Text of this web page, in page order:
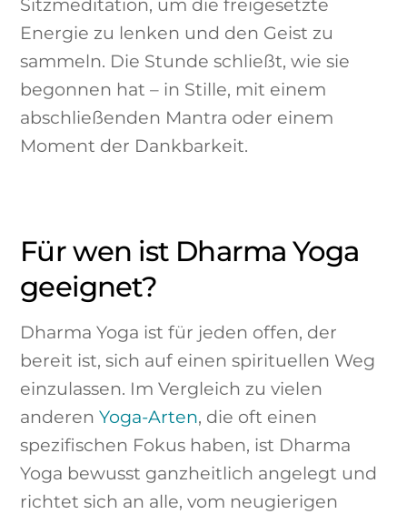
Energie zu lenken und den Geist zu
sammeln. Die Stunde schließt, wie sie
begonnen hat – in Stille, mit einem
abschließenden Mantra oder einem
Moment der Dankbarkeit.
Für wen ist Dharma Yoga
geeignet?
Dharma Yoga ist für jeden offen, der
bereit ist, sich auf einen spirituellen Weg
einzulassen. Im Vergleich zu vielen
anderenYoga-Arten, die oft einen
spezifischen Fokus haben, ist Dharma
Yoga bewusst ganzheitlich angelegt und
richtet sich an alle, vom neugierigen